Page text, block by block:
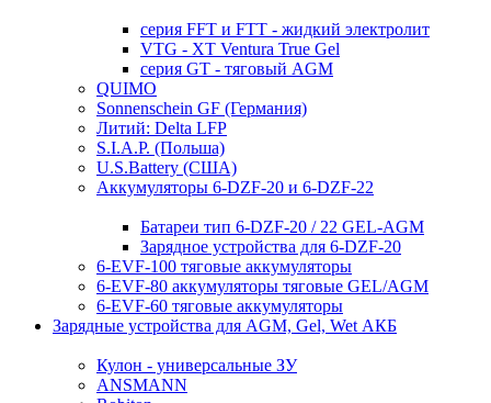
серия FFT и FTT - жидкий электролит
VTG - XT Ventura True Gel
серия GT - тяговый AGM
QUIMO
Sonnenschein GF (Германия)
Литий: Delta LFP
S.I.A.P. (Польша)
U.S.Battery (США)
Аккумуляторы 6-DZF-20 и 6-DZF-22
Батареи тип 6-DZF-20 / 22 GEL-AGM
Зарядное устройства для 6-DZF-20
6-EVF-100 тяговые аккумуляторы
6-EVF-80 аккумуляторы тяговые GEL/AGM
6-EVF-60 тяговые аккумуляторы
Зарядные устройства для AGM, Gel, Wet АКБ
Кулон - универсальные ЗУ
ANSMANN